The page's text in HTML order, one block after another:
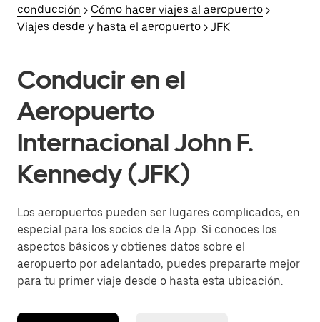
conducción > Cómo hacer viajes al aeropuerto >
Viajes desde y hasta el aeropuerto > JFK
Conducir en el
Aeropuerto
Internacional John F.
Kennedy (JFK)
Los aeropuertos pueden ser lugares complicados, en
especial para los socios de la App. Si conoces los
aspectos básicos y obtienes datos sobre el
aeropuerto por adelantado, puedes prepararte mejor
para tu primer viaje desde o hasta esta ubicación.